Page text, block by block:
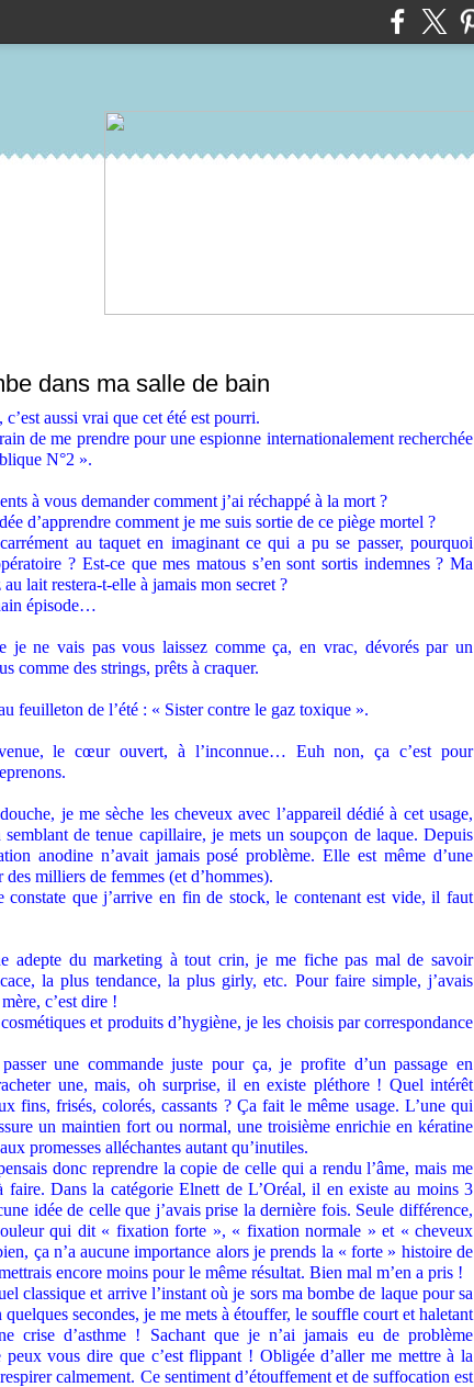
dans ma salle de bain
aussi vrai que cet été est pourri.
de me prendre pour une espionne internationalement recherchée
N°2 ».
à vous demander comment j’ai réchappé à la mort ?
d’apprendre comment je me suis sortie de ce piège mortel ?
au taquet en imaginant ce qui a pu se passer, pourquoi
? Est-ce que mes matous s’en sont sortis indemnes ? Ma
lait restera-t-elle à jamais mon secret ?
épisode…
je ne vais pas vous laissez comme ça, en vrac, dévorés par un
comme des strings, prêts à craquer.
feuilleton de l’été : « Sister contre le gaz toxique ».
le cœur ouvert, à l’inconnue… Euh non, ça c’est pour
je me sèche les cheveux avec l’appareil dédié à cet usage,
de tenue capillaire, je mets un soupçon de laque. Depuis
anodine n’avait jamais posé problème. Elle est même d’une
milliers de femmes (et d’hommes).
constate que j’arrive en fin de stock, le contenant est vide, il faut
adepte du marketing à tout crin, je me fiche pas mal de savoir
la plus tendance, la plus girly, etc. Pour faire simple, j’avais
c’est dire !
et produits d’hygiène, je les choisis par correspondance
une commande juste pour ça, je profite d’un passage en
une, mais, oh surprise, il en existe pléthore ! Quel intérêt
fins, frisés, colorés, cassants ? Ça fait le même usage. L’une qui
un maintien fort ou normal, une troisième enrichie en kératine
promesses alléchantes autant qu’inutiles.
donc reprendre la copie de celle qui a rendu l’âme, mais me
Dans la catégorie Elnett de L’Oréal, il en existe au moins 3
idée de celle que j’avais prise la dernière fois. Seule différence,
qui dit « fixation forte », « fixation normale » et « cheveux
ça n’a aucune importance alors je prends la « forte » histoire de
encore moins pour le même résultat. Bien mal m’en a pris !
classique et arrive l’instant où je sors ma bombe de laque pour sa
secondes, je me mets à étouffer, le souffle court et haletant
crise d’asthme ! Sachant que je n’ai jamais eu de problème
vous dire que c’est flippant ! Obligée d’aller me mettre à la
calmement. Ce sentiment d’étouffement et de suffocation est